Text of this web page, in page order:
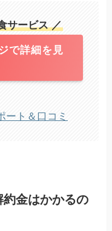
サービス ／
で詳細を見
ート＆口コミ
金はかかるの